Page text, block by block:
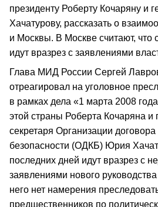
президенту Роберту Кочаряну и
Хачатурову, рассказать о
и Москвы. В Москве считают, что
идут вразрез с заявлениями
Глава МИД России Сергей
отреагировал на уголовное
в рамках дела «1 марта 2008
этой страны Роберта Кочаряна и
секретаря Организации договора
безопасности (ОДКБ) Юрия
последних дней идут вразрез с
заявлениями нового
него нет намерения
предшественников по